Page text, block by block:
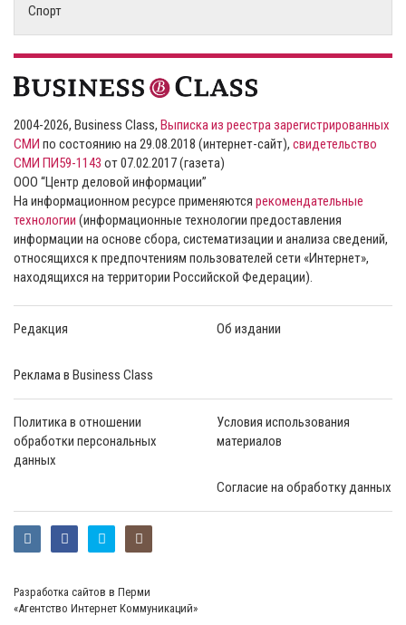
Спорт
2004-2026, Business Class, Выписка из реестра зарегистрированных
СМИ по состоянию на 29.08.2018 (интернет-сайт), свидетельство
СМИ ПИ59-1143 от 07.02.2017 (газета)
ООО “Центр деловой информации”
На информационном ресурсе применяются рекомендательные
технологии (информационные технологии предоставления
информации на основе сбора, систематизации и анализа сведений,
относящихся к предпочтениям пользователей сети «Интернет»,
находящихся на территории Российской Федерации).
Редакция Об издании
Реклама в Business Class
Политика в отношении
обработки персональных
данных
Условия использования
материалов
Согласие на обработку данных
Разработка сайтов в Перми
«Агентство Интернет Коммуникаций»